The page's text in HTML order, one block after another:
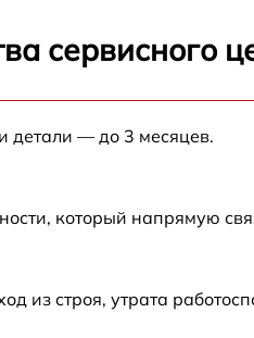
сервисного
детали — до 3 месяцев.
который напрямую
строя, утрата